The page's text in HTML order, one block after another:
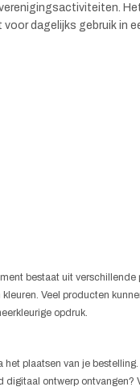
dagelijks gebruik in
bestaat uit verschillende
Veel producten
opdruk.
het plaatsen van je
digitaal ontwerp ontvangen?